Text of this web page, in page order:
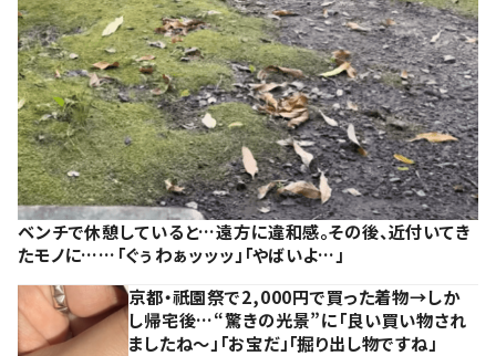
ベンチで休憩していると…遠方に違和感。その後、近付いてき
たモノに……「ぐぅわぁッッッ」「やばいよ…」
京都・祇園祭で2,000円で買った着物→しか
し帰宅後…“驚きの光景”に「良い買い物され
ましたね～」「お宝だ」「掘り出し物ですね」